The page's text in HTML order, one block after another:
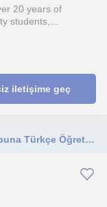
20 years of
students,...
iletişime geç
Alanında 12 yıllık deneyimle her yaş grubuna Türkçe Öğretimi